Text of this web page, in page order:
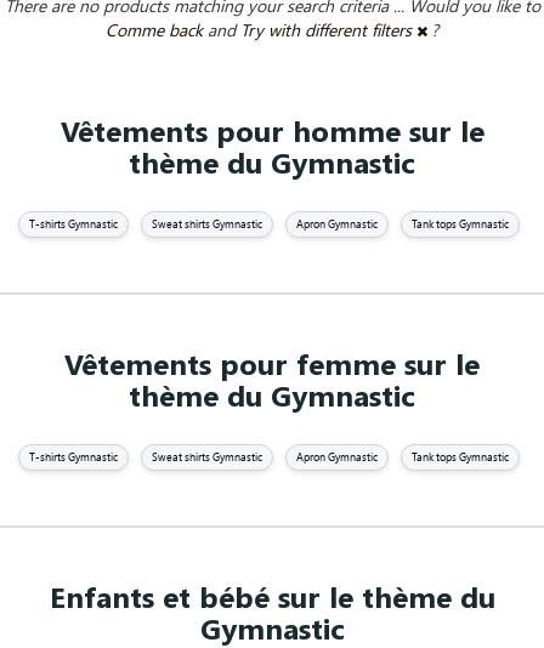
There are no products matching your search criteria ... Would you like to
Comme back and Try with different filters ?
Vêtements pour homme sur le
thème du Gymnastic
T-shirts Gymnastic Sweat shirts Gymnastic Apron Gymnastic Tank tops Gymnastic
Vêtements pour femme sur le
thème du Gymnastic
T-shirts Gymnastic Sweat shirts Gymnastic Apron Gymnastic Tank tops Gymnastic
Enfants et bébé sur le thème du
Gymnastic